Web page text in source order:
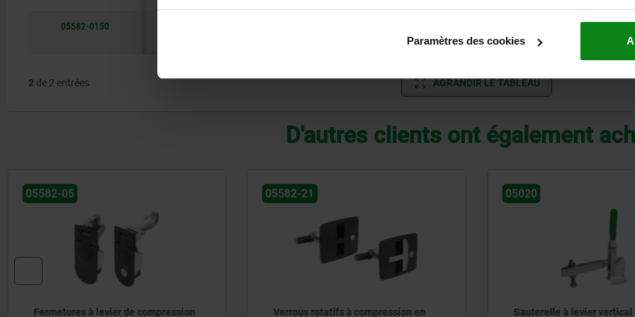
Paramètres des cookies
05582-0150 3,8 37
2 de 2 entrées AGRANDIR LE TABLEAU
D'autres clients ont également
05582-21
Verrous rotatifs à compression en
05020
Sauterelle à levier vertical grand
05908
Sauterelle à levier